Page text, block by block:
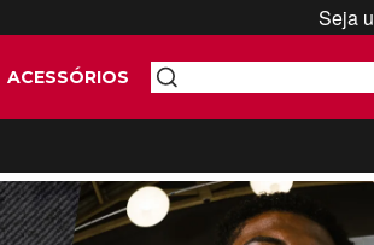
Seja
ACESSÓRIOS